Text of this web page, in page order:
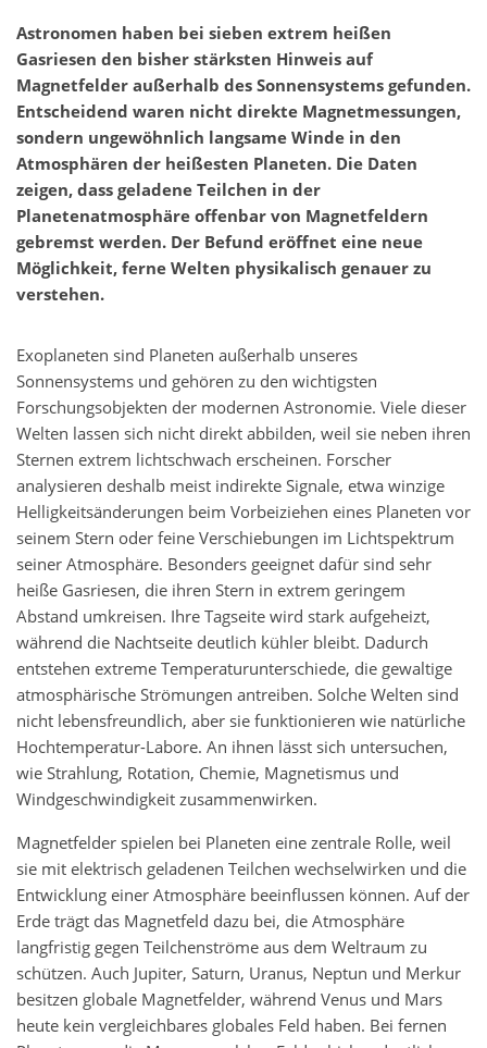
Astronomen haben bei sieben extrem heißen
Gasriesen den bisher stärksten Hinweis auf
Magnetfelder außerhalb des Sonnensystems gefunden.
Entscheidend waren nicht direkte Magnetmessungen,
sondern ungewöhnlich langsame Winde in den
Atmosphären der heißesten Planeten. Die Daten
zeigen, dass geladene Teilchen in der
Planetenatmosphäre offenbar von Magnetfeldern
gebremst werden. Der Befund eröffnet eine neue
Möglichkeit, ferne Welten physikalisch genauer zu
verstehen.
Exoplaneten sind Planeten außerhalb unseres
Sonnensystems und gehören zu den wichtigsten
Forschungsobjekten der modernen Astronomie. Viele dieser
Welten lassen sich nicht direkt abbilden, weil sie neben ihren
Sternen extrem lichtschwach erscheinen. Forscher
analysieren deshalb meist indirekte Signale, etwa winzige
Helligkeitsänderungen beim Vorbeiziehen eines Planeten vor
seinem Stern oder feine Verschiebungen im Lichtspektrum
seiner Atmosphäre. Besonders geeignet dafür sind sehr
heiße Gasriesen, die ihren Stern in extrem geringem
Abstand umkreisen. Ihre Tagseite wird stark aufgeheizt,
während die Nachtseite deutlich kühler bleibt. Dadurch
entstehen extreme Temperaturunterschiede, die gewaltige
atmosphärische Strömungen antreiben. Solche Welten sind
nicht lebensfreundlich, aber sie funktionieren wie natürliche
Hochtemperatur-Labore. An ihnen lässt sich untersuchen,
wie Strahlung, Rotation, Chemie, Magnetismus und
Windgeschwindigkeit zusammenwirken.
Magnetfelder spielen bei Planeten eine zentrale Rolle, weil
sie mit elektrisch geladenen Teilchen wechselwirken und die
Entwicklung einer Atmosphäre beeinflussen können. Auf der
Erde trägt das Magnetfeld dazu bei, die Atmosphäre
langfristig gegen Teilchenströme aus dem Weltraum zu
schützen. Auch Jupiter, Saturn, Uranus, Neptun und Merkur
besitzen globale Magnetfelder, während Venus und Mars
heute kein vergleichbares globales Feld haben. Bei fernen